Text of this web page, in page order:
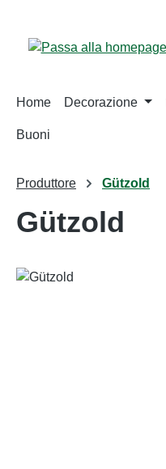
Home Decorazione
Buoni
Produttore Gützold
Gützold